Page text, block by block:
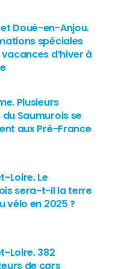
Doué-en-Anjou.
spéciales
d’hiver à
Plusieurs
Saumurois se
aux Pré-France
Loire. Le
sera-t-il la terre
vélo en 2025 ?
Loire. 382
de cars